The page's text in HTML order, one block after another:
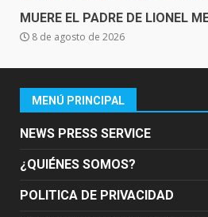
MUERE EL PADRE DE LIONEL
8 de agosto de 2026
MENÚ PRINCIPAL
NEWS PRESS SERVICE
¿QUIÉNES SOMOS?
POLITICA DE PRIVACIDAD